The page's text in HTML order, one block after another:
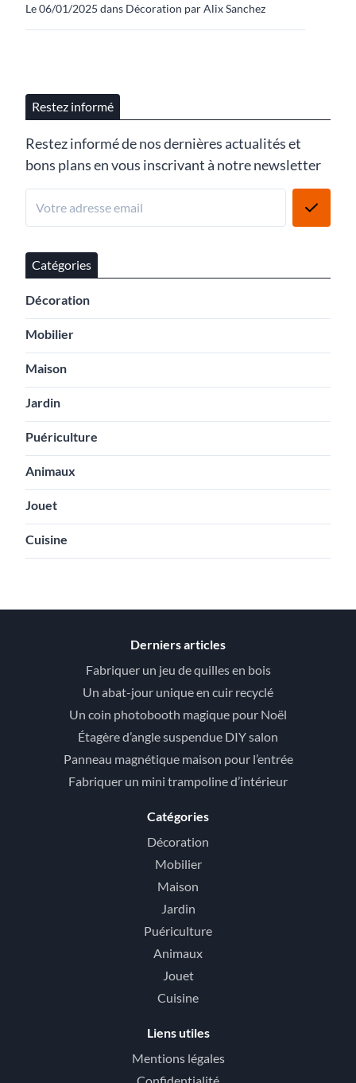
Le 06/01/2025 dans Décoration par Alix Sanchez
Restez informé
Restez informé de nos dernières actualités et
bons plans en vous inscrivant à notre newsletter
Catégories
Décoration
Mobilier
Maison
Jardin
Puériculture
Animaux
Jouet
Cuisine
Derniers articles
Fabriquer un jeu de quilles en bois
Un abat-jour unique en cuir recyclé
Un coin photobooth magique pour Noël
Étagère d’angle suspendue DIY salon
Panneau magnétique maison pour l’entrée
Fabriquer un mini trampoline d’intérieur
Catégories
Décoration
Mobilier
Maison
Jardin
Puériculture
Animaux
Jouet
Cuisine
Liens utiles
Mentions légales
Confidentialité